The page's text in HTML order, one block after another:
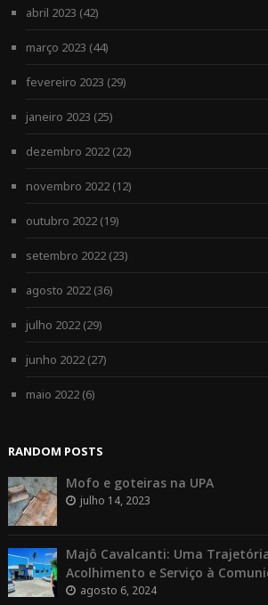
abril 2023 (42)
março 2023 (44)
fevereiro 2023 (29)
janeiro 2023 (25)
dezembro 2022(22)
novembro 2022(12)
outubro 2022(19)
setembro 2022(23)
agosto 2022(36)
julho 2022(29)
junho 2022(27)
maio 2022(6)
RANDOM POSTS
Mofo e goteiras na UPA
julho 14, 2023
Majô Cavalcanti: Uma
Acolhimento e Serviço à
agosto 6, 2024